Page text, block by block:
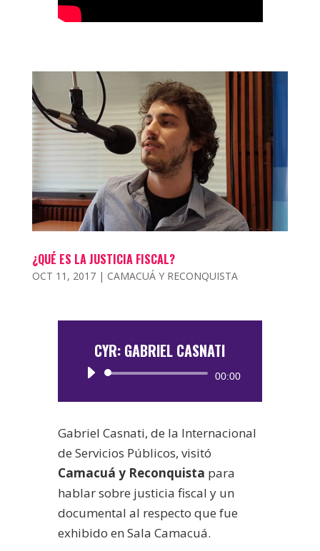
¿QUÉ ES LA JUSTICIA FISCAL?
OCT 11, 2017| CAMACUÁ Y RECONQUISTA
CYR: GABRIEL CASNATI
Reproductor
00:00
Gabriel Casnati, de la Internacional
de Servicios Públicos, visitó
Camacuá y Reconquista para
hablar sobre justicia fiscal y un
documental al respecto que fue
exhibido en Sala Camacuá.